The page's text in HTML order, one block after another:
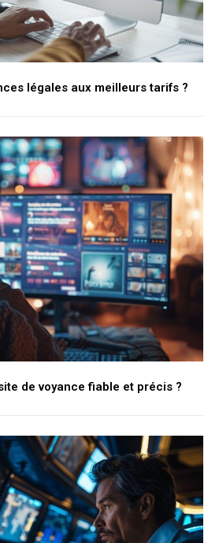
légales aux meilleurs tarifs ?
de voyance fiable et précis ?